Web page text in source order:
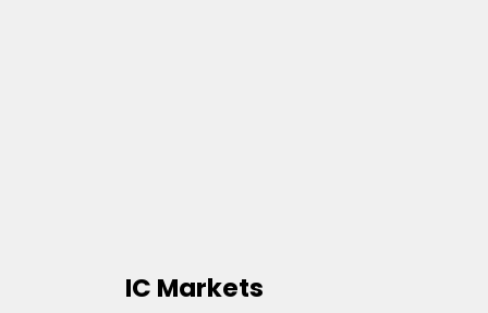
IC Markets